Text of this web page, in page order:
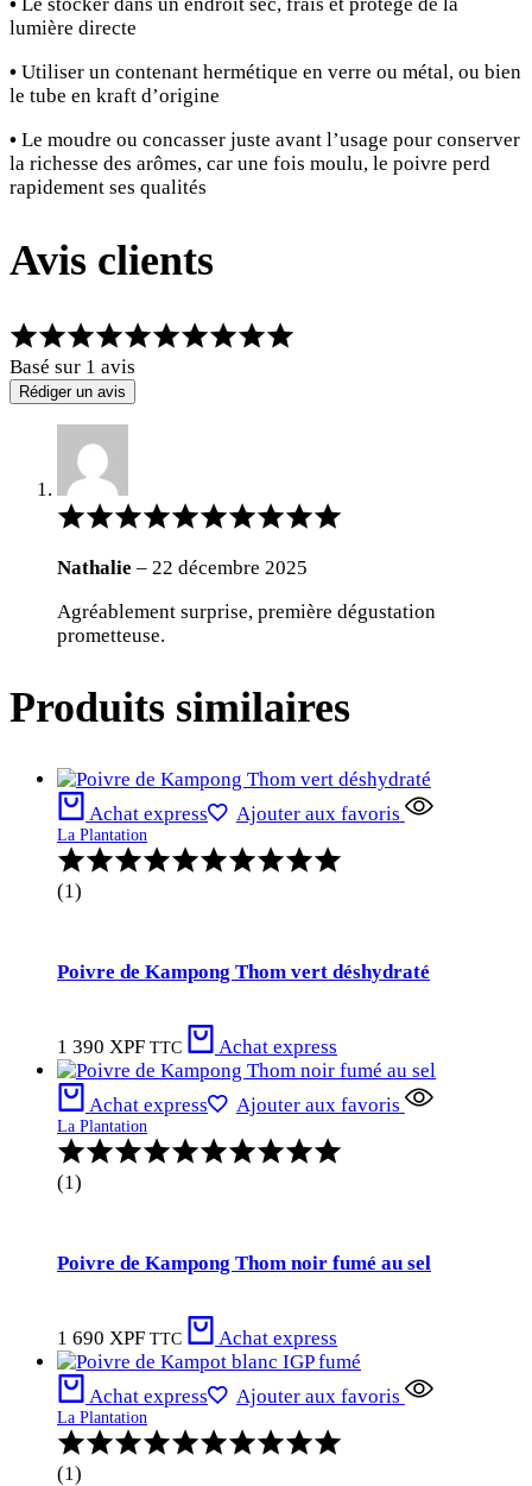
lumière directe
• Utiliser un contenant hermétique en verre ou métal, ou bien
le tube en kraft d’origine
• Le moudre ou concasser juste avant l’usage pour conserver
la richesse des arômes, car une fois moulu, le poivre perd
rapidement ses qualités
Avis clients
1
Basé sur 1 avis
Rédiger un avis
5
Nathalie – 22 décembre 2025
Agréablement surprise, première dégustation
prometteuse.
Produits similaires
Achat express Ajouter aux favoris
La Plantation
(1)
Poivre de Kampong Thom vert déshydraté
1 390 XPF TTC Achat express
Achat express Ajouter aux favoris
La Plantation
(1)
Poivre de Kampong Thom noir fumé au sel
1 690 XPF TTC Achat express
Achat express Ajouter aux favoris
La Plantation
(1)